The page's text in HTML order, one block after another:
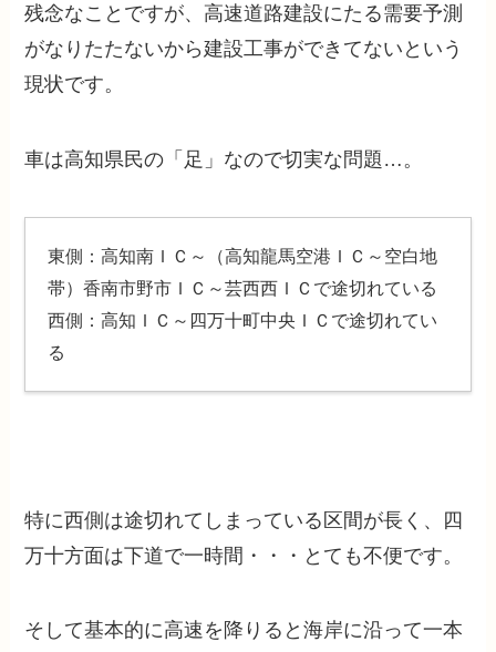
残念なことですが、高速道路建設にたる需要予測
がなりたたないから建設工事ができてないという
現状です。
車は高知県民の「足」なので切実な問題…。
東側：高知南ＩＣ～（高知龍馬空港ＩＣ～空白地
帯）香南市野市ＩＣ～芸西西ＩＣで途切れている
西側：高知ＩＣ～四万十町中央ＩＣで途切れてい
る
特に西側は途切れてしまっている区間が長く、四
万十方面は下道で一時間・・・とても不便です。
そして基本的に高速を降りると海岸に沿って一本